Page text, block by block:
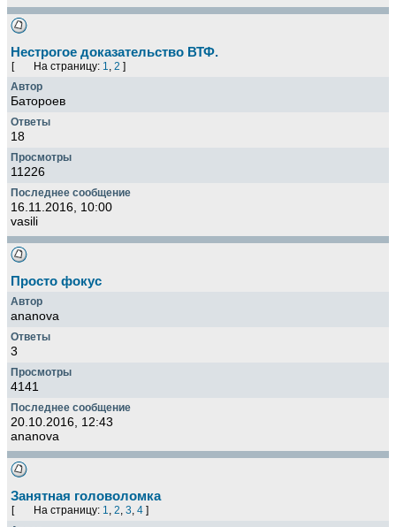
Нестрогое доказательство ВТФ.
[ На страницу: 1, 2 ]
Батороев
18
11226
16.11.2016, 10:00
vasili
Просто фокус
ananova
3
4141
20.10.2016, 12:43
ananova
Занятная головоломка
[ На страницу: 1, 2, 3, 4]